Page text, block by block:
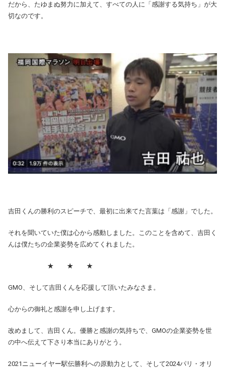
だから、たゆまぬ努力に加えて、すべての人に「感謝する気持ち」が大
切なのです。
吉田くんの勝利のスピーチで、最初に出来てた言葉は「感謝」でした。
それを聞いていた僕は心から感動しました。このことを含めて、吉田く
んは僕たちの企業姿勢を広めてくれました。
★ ★ ★
GMO、そして吉田くんを応援して頂いたみなさま。
心からの御礼と感謝を申し上げます。
改めまして、吉田くん。優勝と感謝の気持ちで、GMOの企業姿勢を世
の中へ伝えて下さり本当にありがとう。
2021ニューイヤー駅伝勝利への原動力として、そして2024パリ・オリ